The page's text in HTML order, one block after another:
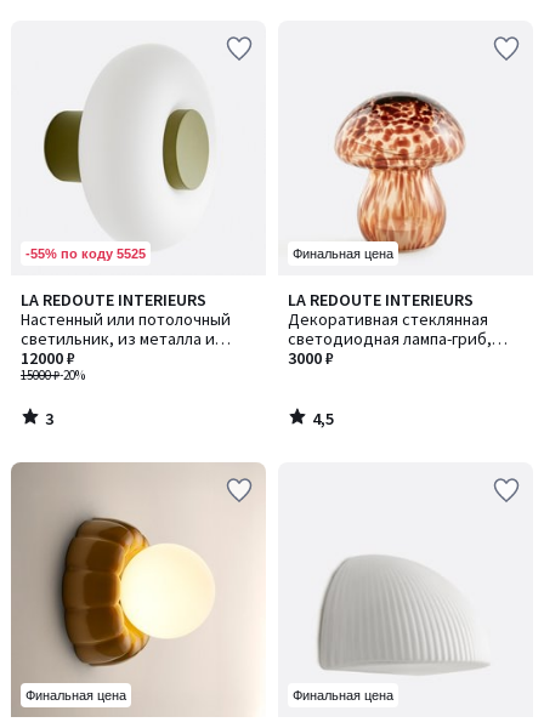
-55% по коду 5525
LA REDOUTE INTERIEURS
Настенный или потолочный
светильник, из металла и
опалинового стекла, диаметр
21,5 см, OMER / ОМЕР
15000 ₽-20%
12000 ₽
3
/
5
3
/
Финальная цена
LA REDOUTE INTERIEURS
Декоративная стеклянная
светодиодная лампа-гриб,
Onoki / Оноки
3000 ₽
4,5
/ 5
4,5
/
Финальная цена Финальная цена